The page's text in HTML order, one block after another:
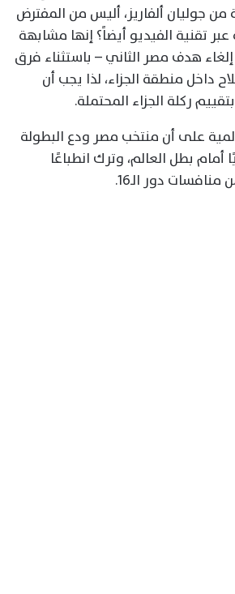
من جوليان ألفاريز، أليس من المفترض
تقنية الفيديو أيضاً؟ إنها مشابهة
هدف مصر الثاني – باستثناء فرق
داخل منطقة الجزاء، لذا يجب أن
ركلة الجزاء المحتملة.
على أن منتخب مصر ودع البطولة
بطل العالم، وترك انطباعًا
دور الـ16.